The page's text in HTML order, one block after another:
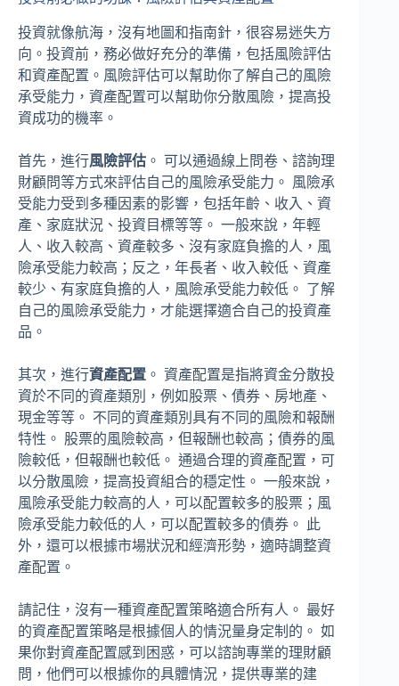
投資就像航海，沒有地圖和指南針，很容易迷失方
向。投資前，務必做好充分的準備，包括風險評估
和資產配置。風險評估可以幫助你了解自己的風險
承受能力，資產配置可以幫助你分散風險，提高投
資成功的機率。
首先，進行風險評估 。 可以通過線上問卷、諮詢理
財顧問等方式來評估自己的風險承受能力。 風險承
受能力受到多種因素的影響，包括年齡、收入、資
產、家庭狀況、投資目標等等。 一般來說，年輕
人、收入較高、資產較多、沒有家庭負擔的人，風
險承受能力較高；反之，年長者、收入較低、資產
較少、有家庭負擔的人，風險承受能力較低。 了解
自己的風險承受能力，才能選擇適合自己的投資產
品。
其次，進行資產配置 。 資產配置是指將資金分散投
資於不同的資產類別，例如股票、債券、房地產、
現金等等。 不同的資產類別具有不同的風險和報酬
特性。 股票的風險較高，但報酬也較高；債券的風
險較低，但報酬也較低。 通過合理的資產配置，可
以分散風險，提高投資組合的穩定性。 一般來說，
風險承受能力較高的人，可以配置較多的股票；風
險承受能力較低的人，可以配置較多的債券。 此
外，還可以根據市場狀況和經濟形勢，適時調整資
產配置。
請記住，沒有一種資產配置策略適合所有人。 最好
的資產配置策略是根據個人的情況量身定制的。 如
果你對資產配置感到困惑，可以諮詢專業的理財顧
問，他們可以根據你的具體情況，提供專業的建